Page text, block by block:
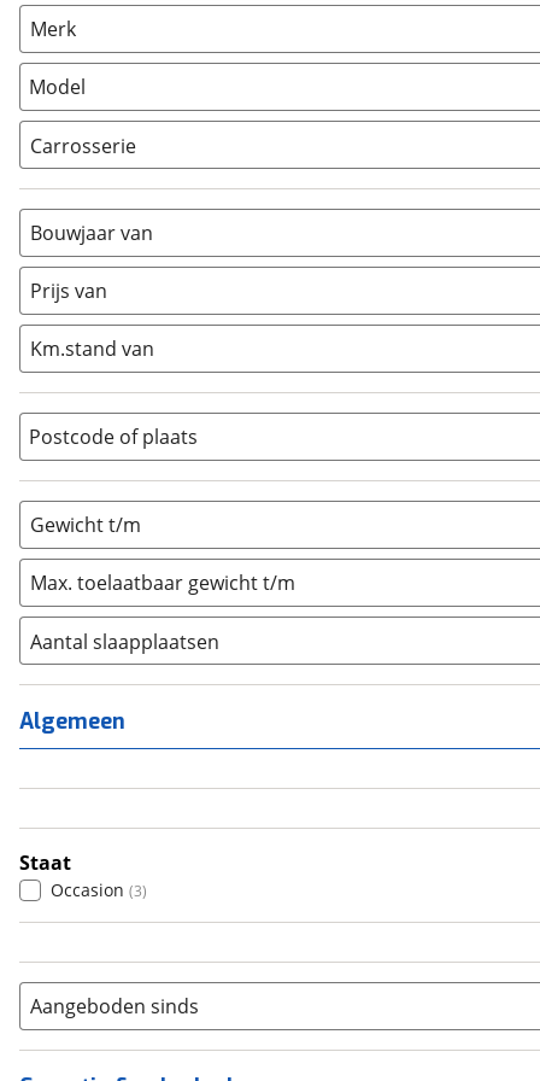
Caravan (3)
Camper
Vouwwagen
Merk
Model
Carrosserie
Alkoof (0)
Busmodel
Caravan (3)
Half-integraal
Integraal (0)
Opzetunit (0
Vouwwagen (0)
Bouwjaar van
Prijs van
Km.stand van
Postcode of plaats
Gewicht t/m
Max. toelaatbaar gewicht t/m
Aantal slaapplaatsen
1 (0)
2 (0)
3 (0)
Algemeen
Staat
Occasion (3)
Aangeboden sinds